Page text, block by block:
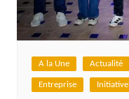
A la Une Actualité
Entreprise Initiative